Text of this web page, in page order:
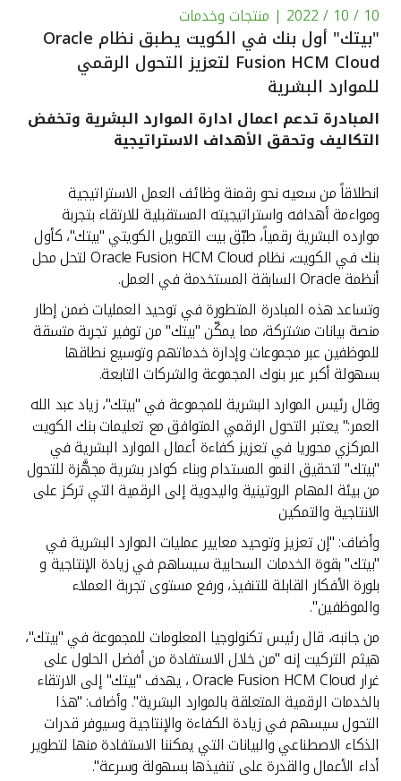
الاستثمار
القنوات المصرفية
أدوات وخدمات
خدمات ما بعد البيع
اتصل بنا
مواقع الفروع وأجهزة الصرف الآلي
ألمانيا
ماليزيا
تركيا
مصر
المملكة المتحدة
مملكة البحرين
10 / 10 / 2022 | منتجات وخدمات
"بيتك" أول بنك في الكويت يطبق نظام Oracle
Fusion HCM Cloud لتعزيز التحول الرقمي
للموارد البشرية
المبادرة تدعم اعمال ادارة الموارد البشرية وتخفض
التكاليف وتحقق الأهداف الاستراتيجية
انطلاقاً من سعيه نحو رقمنة وظائف العمل الاستراتيجية
ومواءمة أهدافه واستراتيجيته المستقبلية للارتقاء بتجربة
موارده البشرية رقمياً، طبّق بيت التمويل الكويتي "بيتك"، كأول
بنك في الكويت، نظام Oracle Fusion HCM Cloud لتحل محل
أنظمة Oracle السابقة المستخدمة في العمل.
وتساعد هذه المبادرة المتطورة في توحيد العمليات ضمن إطار
منصة بيانات مشتركة، مما يمكّن "بيتك" من توفير تجربة متسقة
للموظفين عبر مجموعات وإدارة خدماتهم وتوسيع نطاقها
بسهولة أكبر عبر بنوك المجموعة والشركات التابعة.
وقال رئيس الموارد البشرية للمجموعة في "بيتك"، زياد عبد الله
العمر:" يعتبر التحول الرقمي المتوافق مع تعليمات بنك الكويت
المركزي محوريا في تعزيز كفاءة أعمال الموارد البشرية في
"بيتك" لتحقيق النمو المستدام وبناء كوادر بشرية مجهَّزة للتحول
من بيئة المهام الروتينية واليدوية إلى الرقمية التي تركز على
الانتاجية والتمكين
وأضاف: "إن تعزيز وتوحيد معايير عمليات الموارد البشرية في
"بيتك" بقوة الخدمات السحابية سيساهم في زيادة الإنتاجية و
بلورة الأفكار القابلة للتنفيذ، ورفع مستوى تجربة العملاء
والموظفين".
من جانبه، قال رئيس تكنولوجيا المعلومات للمجموعة في "بيتك"،
هيثم التركيت إنه "من خلال الاستفادة من أفضل الحلول على
غرار Oracle Fusion HCM Cloud ، يهدف "بيتك" إلى الارتقاء
بالخدمات الرقمية المتعلقة بالموارد البشرية". وأضاف: "هذا
التحول سيسهم في زيادة الكفاءة والإنتاجية وسيوفر قدرات
الذكاء الاصطناعي والبيانات التي يمكننا الاستفادة منها لتطوير
أداء الأعمال والقدرة على تنفيذها بسهولة وسرعة".